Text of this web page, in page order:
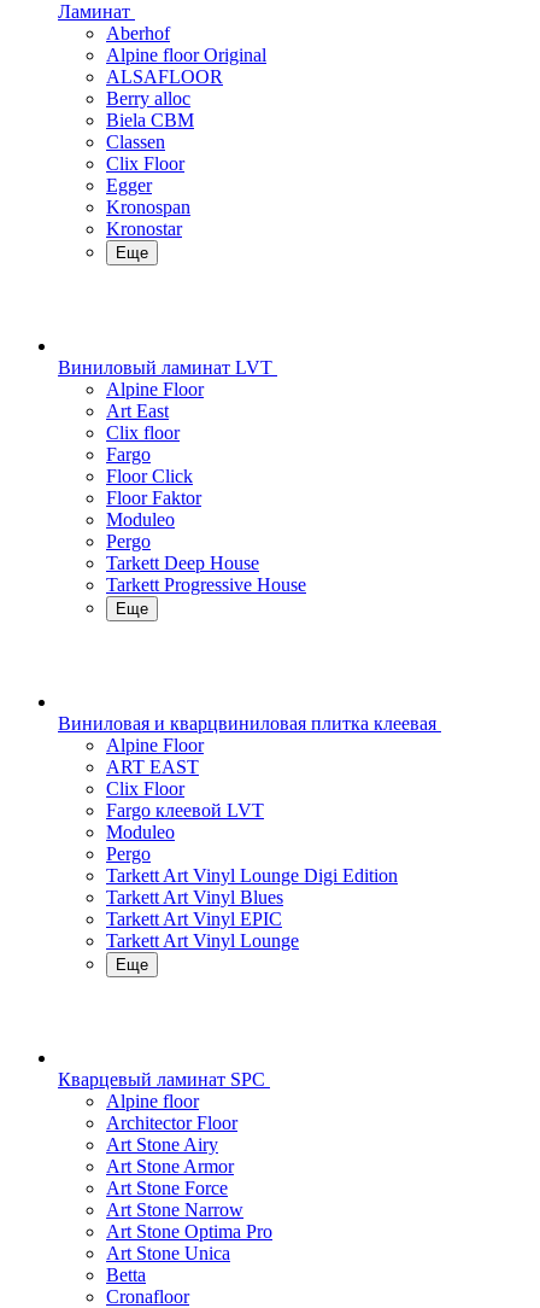
Ламинат
Aberhof
Alpine floor Original
ALSAFLOOR
Berry alloc
Biela CBM
Classen
Clix Floor
Egger
Kronospan
Kronostar
Еще
Виниловый ламинат LVT
Alpine Floor
Art East
Clix floor
Fargo
Floor Click
Floor Faktor
Moduleo
Pergo
Tarkett Deep House
Tarkett Progressive House
Еще
Виниловая и кварцвиниловая плитка клеевая
Alpine Floor
ART EAST
Clix Floor
Fargo клеевой LVT
Moduleo
Pergo
Tarkett Art Vinyl Lounge Digi Edition
Tarkett Art Vinyl Blues
Tarkett Art Vinyl EPIC
Tarkett Art Vinyl Lounge
Еще
Кварцевый ламинат SPC
Alpine floor
Architector Floor
Art Stone Airy
Art Stone Armor
Art Stone Force
Art Stone Narrow
Art Stone Optima Pro
Art Stone Unica
Betta
Cronafloor